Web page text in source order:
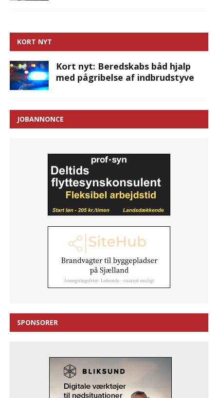
KORT NYT
Kort nyt: Beredskabs båd hjalp
med pågribelse af indbrudstyve
JOBANNONCE
SPONSORER